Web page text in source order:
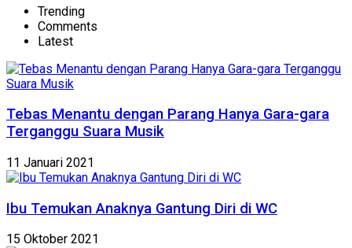
Trending
Comments
Latest
Tebas Menantu dengan Parang Hanya Gara-gara
Terganggu Suara Musik
11 Januari 2021
Ibu Temukan Anaknya Gantung Diri di WC
15 Oktober 2021